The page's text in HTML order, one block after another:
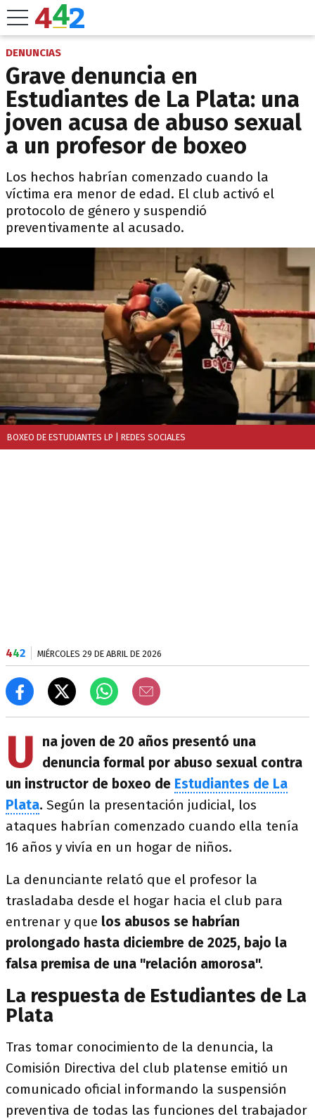
DENUNCIAS
Grave denuncia en
Estudiantes de La Plata: una
joven acusa de abuso sexual
a un profesor de boxeo
Los hechos habrían comenzado cuando la
víctima era menor de edad. El club activó el
protocolo de género y suspendió
preventivamente al acusado.
BOXEO DE ESTUDIANTES LP | REDES SOCIALES
442 MIÉRCOLES 29 DE ABRIL DE 2026
U
na joven de 20 años presentó una
denuncia formal por abuso sexual contra
un instructor de boxeo de Estudiantes de La
Plata. Según la presentación judicial, los
ataques habrían comenzado cuando ella tenía
16 años y vivía en un hogar de niños.
La denunciante relató que el profesor la
trasladaba desde el hogar hacia el club para
entrenar y que los abusos se habrían
prolongado hasta diciembre de 2025, bajo la
falsa premisa de una "relación amorosa".
La respuesta de Estudiantes de La
Plata
Tras tomar conocimiento de la denuncia, la
Comisión Directiva del club platense emitió un
comunicado oficial informando la suspensión
preventiva de todas las funciones del trabajador